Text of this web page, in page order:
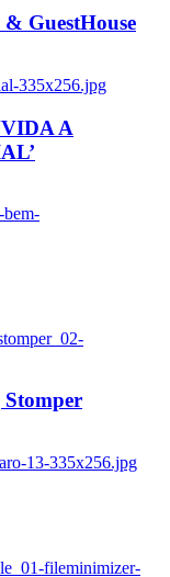
GuestHouse
335x256.jpg
A
bem-
13-335x256.jpg
fileminimizer-